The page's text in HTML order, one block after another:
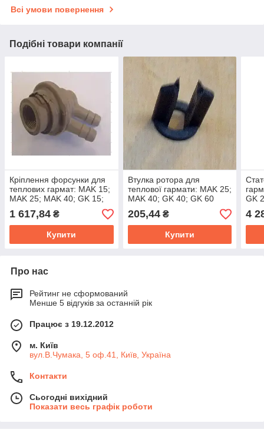
Всі умови повернення
Подібні товари компанії
Кріплення форсунки для
теплових гармат: MAK 15;
MAK 25; MAK 40; GK 15;
GK 20; GK28; GK 40; GK
60
1 617,84 ₴
Купити
Втулка ротора для
теплової гармати: MAK 25;
MAK 40; GK 40; GK 60
205,44₴
Купити
GK
4
Про нас
Рейтинг не сформований
Менше 5 відгуків за останній рік
Працює з 19.12.2012
м. Київ
вул.В.Чумака, 5 оф.41, Київ, Україна
Контакти
Сьогодні вихідний
Показати весь графік роботи